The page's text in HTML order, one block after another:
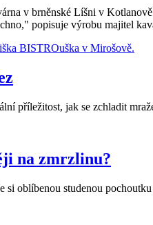
v brněnské Líšni v
popisuje výrobu majitel
příležitost, jak se zchladit
na zmrzlinu?
oblíbenou studenou